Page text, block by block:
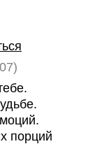
порций